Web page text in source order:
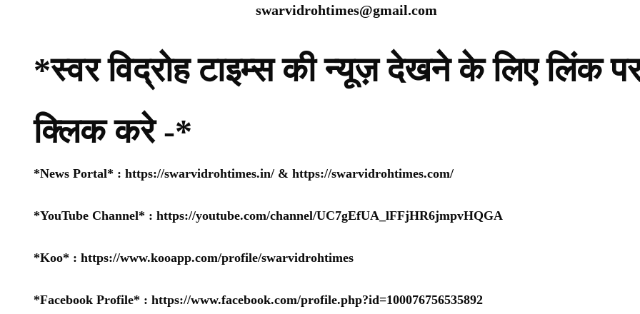
swarvidrohtimes@gmail.com
*स्वर विद्रोह टाइम्स की न्यूज़ देखने के लिए लिंक
क्लिक करे -*
*News Portal* : https://swarvidrohtimes.in/ & https://swarvidrohtimes.com/
*YouTube Channel* : https://youtube.com/channel/UC7gEfUA_lFFjHR6jmpvHQGA
*Koo* : https://www.kooapp.com/profile/swarvidrohtimes
*Facebook Profile* : https://www.facebook.com/profile.php?id=100076756535892